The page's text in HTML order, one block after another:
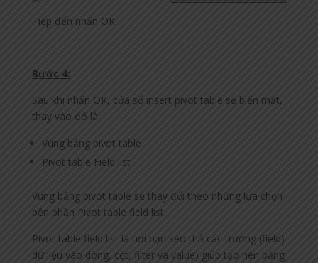
Tiếp đến nhấn OK.
Bước 4:
Sau khi nhấn OK, cửa sổ insert pivot table sẽ biến mất,
thay vào đó là
Vùng bảng pivot table
Pivot table Field list
Vùng bảng pivot table sẽ thay đổi theo những lựa chọn
bên phần Pivot table field list.
Pivot table field list là nơi bạn kéo thả các trường (field)
dữ liệu vào dòng, cột, filter và value) giúp tạo nên bảng